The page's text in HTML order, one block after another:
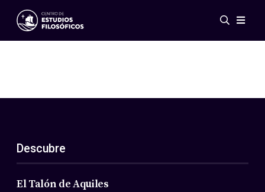
Eventos
ES
EN
Acerca de nosotros
Miembros
Descubre
El Talón de Aquiles